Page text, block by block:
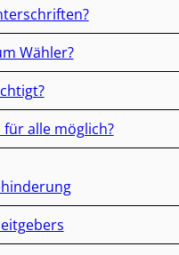
Wähler?
alle möglich?